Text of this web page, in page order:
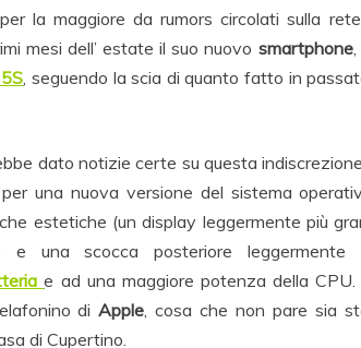
la maggiore da rumors circolati sulla
mesi dell’ estate il suo nuovo smartphone
, seguendo la scia di quanto fatto in
dato notizie certe su questa
una nuova versione del sistema
estetiche (un display leggermente più
e una scocca posteriore
e ad una maggiore potenza della
diApple, cosa che non pare sia
di Cupertino.